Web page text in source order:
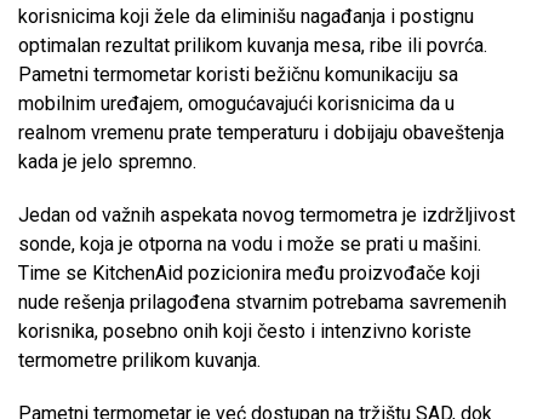
korisnicima koji žele da eliminišu nagađanja i postignu
optimalan rezultat prilikom kuvanja mesa, ribe ili povrća.
Pametni termometar koristi bežičnu komunikaciju sa
mobilnim uređajem, omogućavajući korisnicima da u
realnom vremenu prate temperaturu i dobijaju obaveštenja
kada je jelo spremno.
Jedan od važnih aspekata novog termometra je izdržljivost
sonde, koja je otporna na vodu i može se prati u mašini.
Time se KitchenAid pozicionira među proizvođače koji
nude rešenja prilagođena stvarnim potrebama savremenih
korisnika, posebno onih koji često i intenzivno koriste
termometre prilikom kuvanja.
Pametni termometar je već dostupan na tržištu SAD, dok